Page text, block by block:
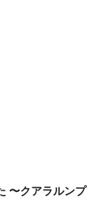
〜クアラルンプ